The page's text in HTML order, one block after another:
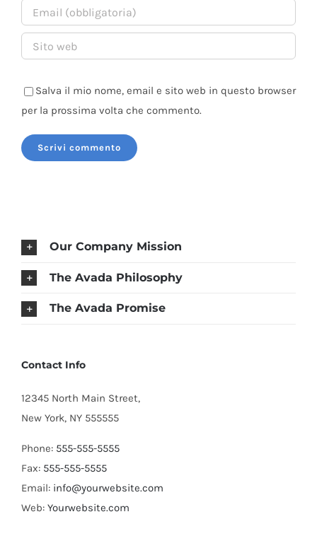
Salva il mio nome, email e sito web in questo browser
per la prossima volta che commento.
Our Company Mission
The Avada Philosophy
The Avada Promise
Contact Info
12345 North Main Street,
New York, NY 555555
Phone: 555-555-5555
Fax: 555-555-5555
Email: info@yourwebsite.com
Web: Yourwebsite.com